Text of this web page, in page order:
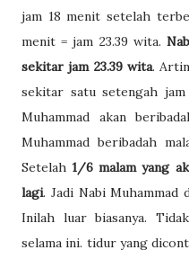
jam 18 menit setelah
menit = jam 23.39 wita.
sekitar jam 23.39 wita.
sekitar satu setengah jam
Muhammad akan
Muhammad beribadah
Setelah1/6 malam yang
lagi. Jadi Nabi Muhammad
Inilah luar biasanya.
selama ini. tidur yang